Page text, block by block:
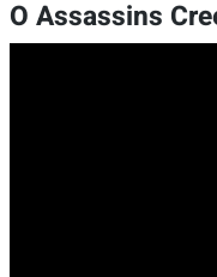
O Assassins